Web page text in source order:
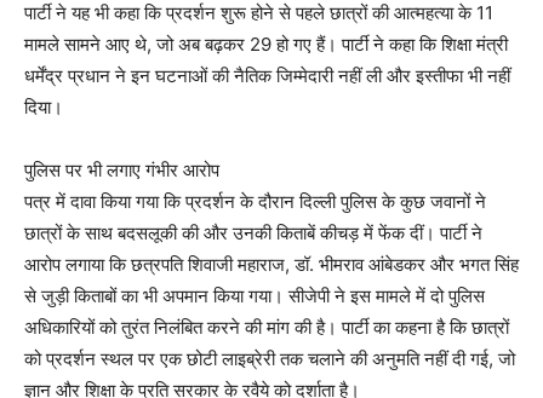
पार्टी ने यह भी कहा कि प्रदर्शन शुरू होने से पहले छात्रों की आत्महत्या के 11
मामले सामने आए थे, जो अब बढ़कर 29 हो गए हैं। पार्टी ने कहा कि शिक्षा मंत्री
धर्मेंद्र प्रधान ने इन घटनाओं की नैतिक जिम्मेदारी नहीं ली और इस्तीफा भी नहीं
दिया।
पुलिस पर भी लगाए गंभीर आरोप
पत्र में दावा किया गया कि प्रदर्शन के दौरान दिल्ली पुलिस के कुछ जवानों ने
छात्रों के साथ बदसलूकी की और उनकी किताबें कीचड़ में फेंक दीं। पार्टी ने
आरोप लगाया कि छत्रपति शिवाजी महाराज, डॉ. भीमराव आंबेडकर और भगत सिंह
से जुड़ी किताबों का भी अपमान किया गया। सीजेपी ने इस मामले में दो पुलिस
अधिकारियों को तुरंत निलंबित करने की मांग की है। पार्टी का कहना है कि छात्रों
को प्रदर्शन स्थल पर एक छोटी लाइब्रेरी तक चलाने की अनुमति नहीं दी गई, जो
ज्ञान और शिक्षा के प्रति सरकार के रवैये को दर्शाता है।